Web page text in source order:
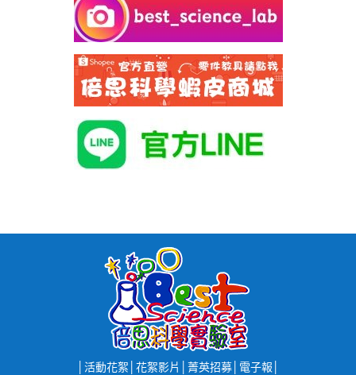
活動花絮 花絮影片 菁英招募│ 電子報